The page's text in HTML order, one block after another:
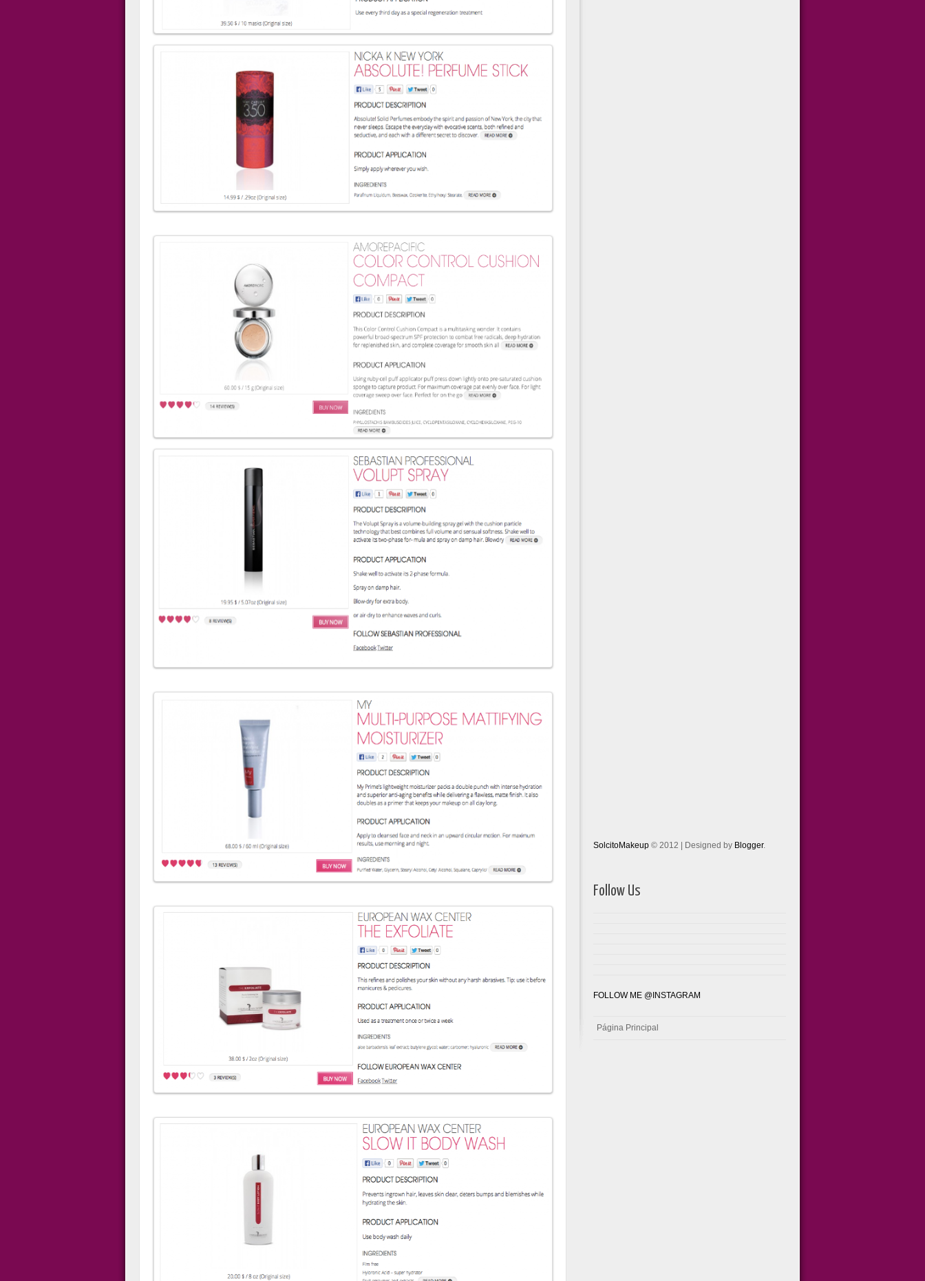
SolcitoMakeup © 2012 | Designed by Blogger.
Follow Us
FOLLOW ME @INSTAGRAM
Página Principal